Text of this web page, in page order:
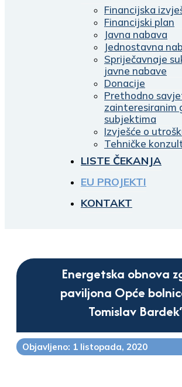
Financijska
Financijski plan
Javna nabava
Jednostavna
Spriječavnaje
javne nabave
Donacije
Prethodno
zainteresiranim
subjektima
Izvješće o
Tehničke
LISTE ČEKANJA
EU PROJEKTI
KONTAKT
Energetska obnova
paviljona Opće
Tomislav
Objavljeno: 1 listopada, 2020